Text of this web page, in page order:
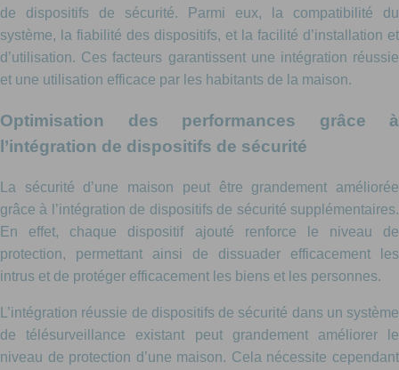
de dispositifs de sécurité. Parmi eux, la compatibilité du
système, la fiabilité des dispositifs, et la facilité d’installation et
d’utilisation. Ces facteurs garantissent une intégration réussie
et une utilisation efficace par les habitants de la maison.
Optimisation des performances grâce à
l’intégration de dispositifs de sécurité
La sécurité d’une maison peut être grandement améliorée
grâce à l’intégration de dispositifs de sécurité supplémentaires.
En effet, chaque dispositif ajouté renforce le niveau de
protection, permettant ainsi de dissuader efficacement les
intrus et de protéger efficacement les biens et les personnes.
L’intégration réussie de dispositifs de sécurité dans un système
de télésurveillance existant peut grandement améliorer le
niveau de protection d’une maison. Cela nécessite cependant